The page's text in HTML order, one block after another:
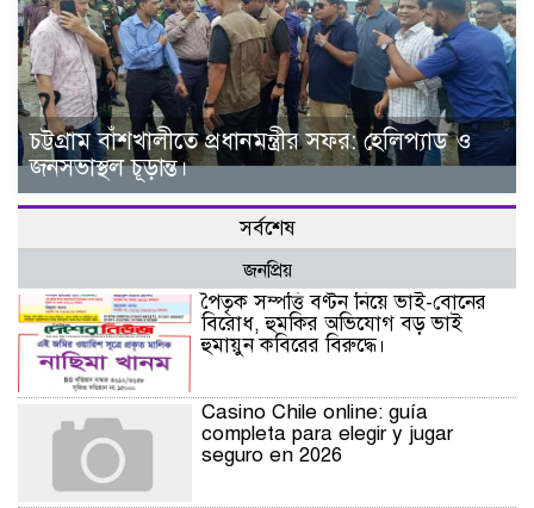
চট্টগ্রাম বাঁশখালীতে প্রধানমন্ত্রীর সফর: হেলিপ্যাড ও
জনসভাস্থল চূড়ান্ত।
সর্বশেষ
জনপ্রিয়
পৈতৃক সম্পত্তি বণ্টন নিয়ে ভাই-বোনের
বিরোধ, হুমকির অভিযোগ বড় ভাই
হুমায়ুন কবিরের বিরুদ্ধে।
Casino Chile online: guía
completa para elegir y jugar
seguro en 2026